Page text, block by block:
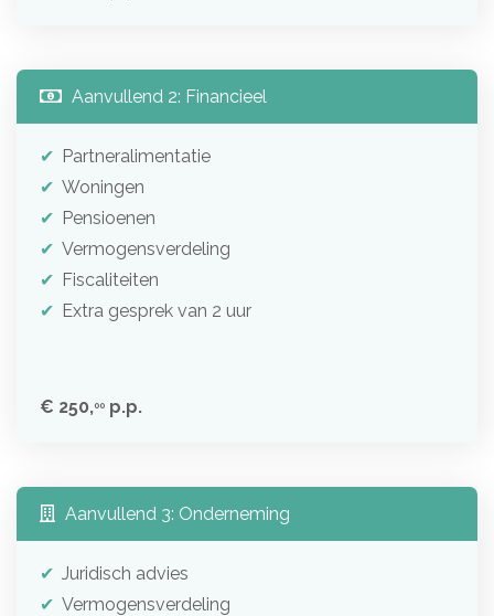
Aanvullend 2: Financieel
Partneralimentatie
Woningen
Pensioenen
Vermogensverdeling
Fiscaliteiten
Extra gesprek van 2 uur
€ 250,00 p.p.
Aanvullend 3: Onderneming
Juridisch advies
Vermogensverdeling